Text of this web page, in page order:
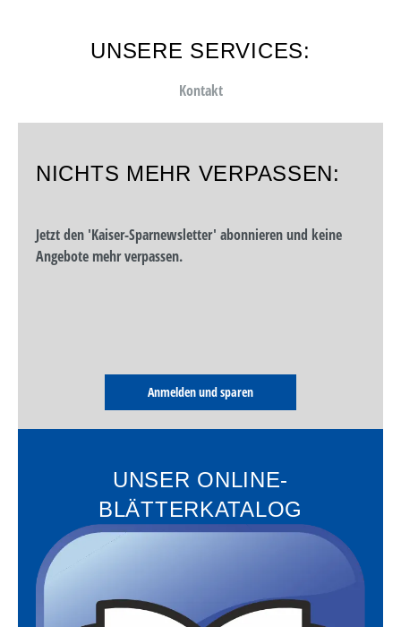
UNSERE SERVICES:
Kontakt
NICHTS MEHR VERPASSEN:
Jetzt den 'Kaiser-Sparnewsletter' abonnieren und keine
Angebote mehr verpassen.
Anmelden und sparen
UNSER ONLINE-
BLÄTTERKATALOG